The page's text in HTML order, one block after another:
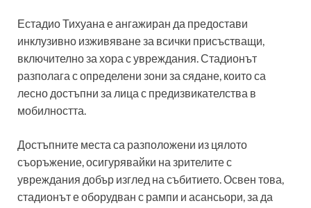
Естадио Тихуана е ангажиран да предостави
инклузивно изживяване за всички присъстващи,
включително за хора с увреждания. Стадионът
разполага с определени зони за сядане, които са
лесно достъпни за лица с предизвикателства в
мобилността.
Достъпните места са разположени из цялото
съоръжение, осигурявайки на зрителите с
увреждания добър изглед на събитието. Освен това,
стадионът е оборудван с рампи и асансьори, за да